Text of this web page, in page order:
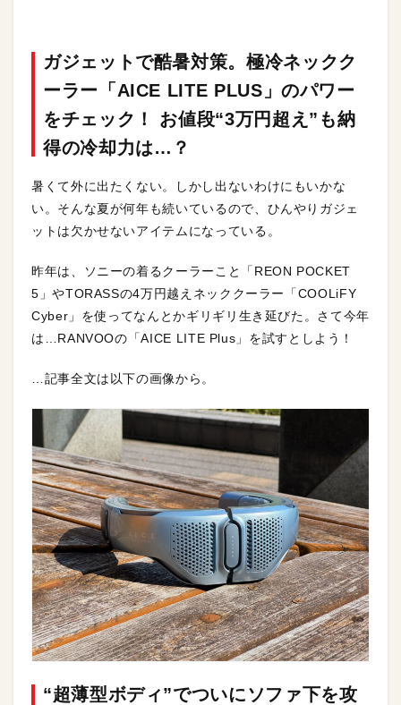
ガジェットで酷暑対策。極冷ネックク
ーラー「AICE LITE PLUS」のパワー
をチェック！ お値段“3万円超え”も納
得の冷却力は…？
暑くて外に出たくない。しかし出ないわけにもいかな
い。そんな夏が何年も続いているので、ひんやりガジェ
ットは欠かせないアイテムになっている。
昨年は、ソニーの着るクーラーこと「REON POCKET
5」やTORASSの4万円越えネッククーラー「COOLiFY
Cyber」を使ってなんとかギリギリ生き延びた。さて今年
は…RANVOOの「AICE LITE Plus」を試すとしよう！
…記事全文は以下の画像から。
“超薄型ボディ”でついにソファ下を攻